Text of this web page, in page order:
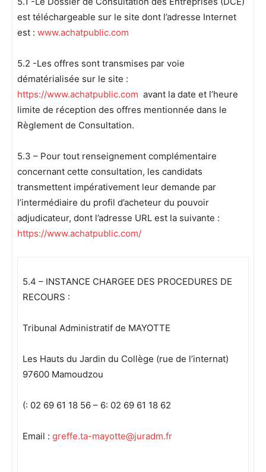
est téléchargeable sur le site dont l’adresse Internet
est : www.achatpublic.com
5.2 -Les offres sont transmises par voie
dématérialisée sur le site :
https://www.achatpublic.com avant la date et l’heure
limite de réception des offres mentionnée dans le
Règlement de Consultation.
5.3 – Pour tout renseignement complémentaire
concernant cette consultation, les candidats
transmettent impérativement leur demande par
l’intermédiaire du profil d’acheteur du pouvoir
adjudicateur, dont l’adresse URL est la suivante :
https://www.achatpublic.com/
5.4 – INSTANCE CHARGEE DES PROCEDURES DE
RECOURS :
Tribunal Administratif de MAYOTTE
Les Hauts du Jardin du Collège (rue de l’internat)
97600 Mamoudzou
(: 02 69 61 18 56 – 6: 02 69 61 18 62
Email : greffe.ta-mayotte@juradm.fr